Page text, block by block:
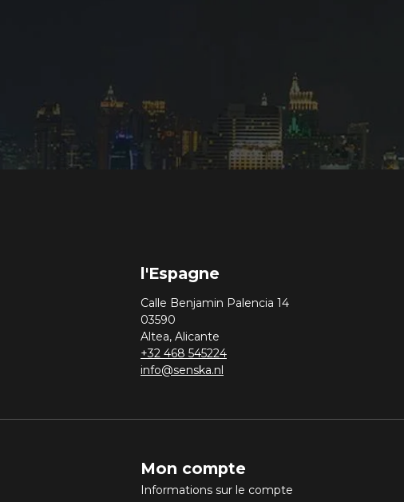
l'Espagne
Calle Benjamin Palencia 14
03590
Altea, Alicante
+32 468 545224
info@senska.nl
Mon compte
Informations sur le compte